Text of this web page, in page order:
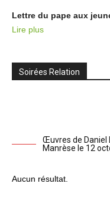
Lettre du pape aux
Lire plus
Soirées Relation
Œuvres de Daniel
Manrèse le 12
Aucun résultat.